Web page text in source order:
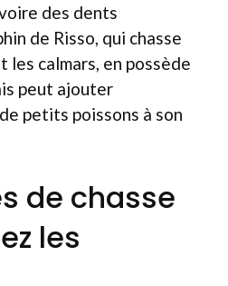
des dents
de Risso, qui chasse
les calmars, en possède
peut ajouter
petits poissons à son
de chasse
les